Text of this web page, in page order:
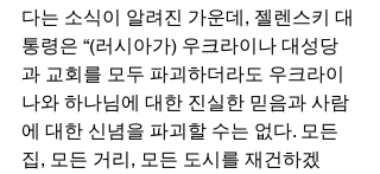
다는 소식이 알려진 가운데, 젤렌스키 대
통령은 “(러시아가) 우크라이나 대성당
과 교회를 모두 파괴하더라도 우크라이
나와 하나님에 대한 진실한 믿음과 사람
에 대한 신념을 파괴할 수는 없다. 모든
집, 모든 거리, 모든 도시를 재건하겠